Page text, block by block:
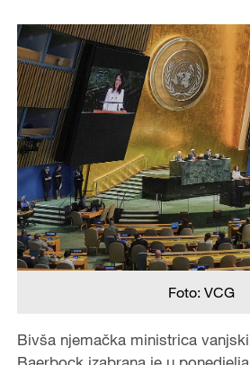
Foto: VCG
Bivša njemačka ministrica